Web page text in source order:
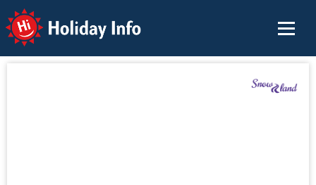
Holiday Info